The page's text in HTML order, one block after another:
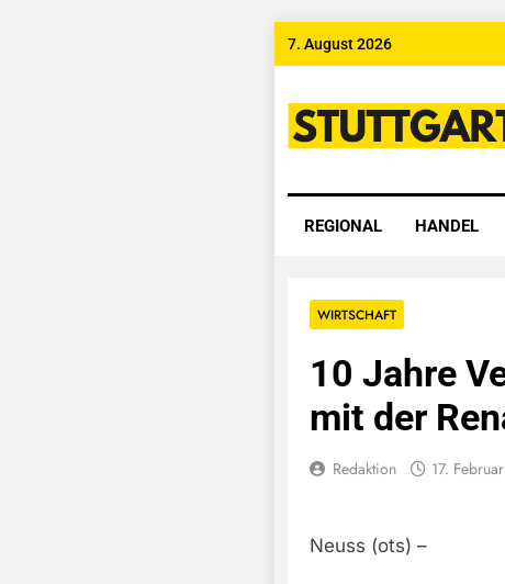
Skip
7. August 2026
Stuttgart
REGIONAL HANDEL
WIRTSCHAFT
10 Jahre
mit der
Redaktion 17.
Neuss (ots) –